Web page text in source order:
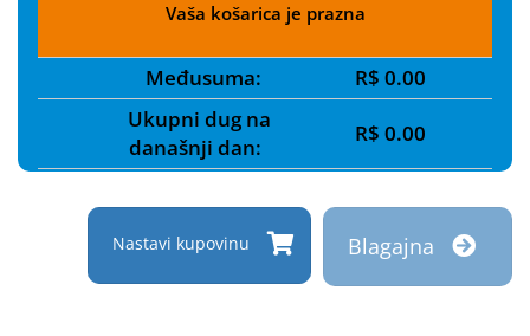
Vaša košarica je prazna
Međusuma:
R$ 0.00
Ukupni dug na
današnji dan:
R$ 0.00
Blagajna
Nastavi kupovinu